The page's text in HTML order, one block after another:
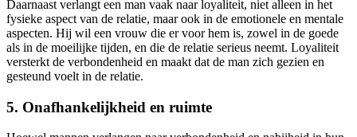
Daarnaast verlangt een man vaak naar loyaliteit, niet alleen in het
fysieke aspect van de relatie, maar ook in de emotionele en mentale
aspecten. Hij wil een vrouw die er voor hem is, zowel in de goede
als in de moeilijke tijden, en die de relatie serieus neemt. Loyaliteit
versterkt de verbondenheid en maakt dat de man zich gezien en
gesteund voelt in de relatie.
5. Onafhankelijkheid en ruimte